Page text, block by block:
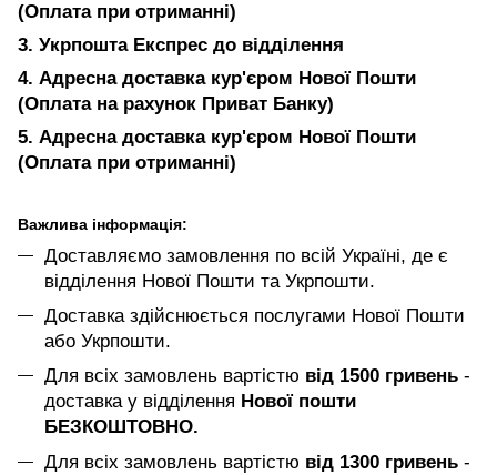
(Оплата при отриманні)
3. Укрпошта Експрес до відділення
4. Адресна доставка кур'єром Нової Пошти
(Оплата на рахунок Приват Банку)
5. Адресна доставка кур'єром Нової Пошти
(Оплата при отриманні)
Важлива інформація:
Доставляємо замовлення по всій Україні, де є
відділення Нової Пошти та Укрпошти.
Доставка здійснюється послугами Нової Пошти
або Укрпошти.
Для всіх замовлень вартістю від 1500 гривень -
доставка у відділення Нової пошти
БЕЗКОШТОВНО.
Для всіх замовлень вартістю від 1300 гривень -